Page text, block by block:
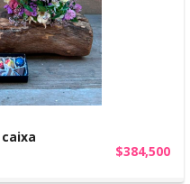
$384,500